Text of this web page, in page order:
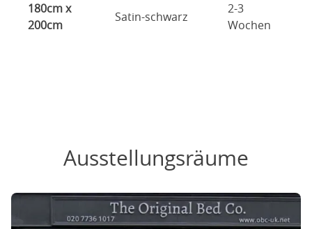
180cm x
200cm
Satin-schwarz
2-3
Wochen
Ausstellungsräume